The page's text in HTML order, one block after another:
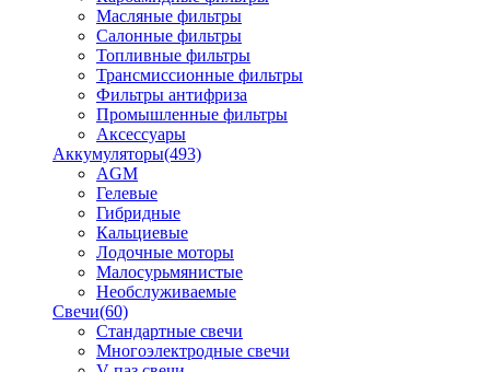
Масляные фильтры
Салонные фильтры
Топливные фильтры
Трансмиссионные фильтры
Фильтры антифриза
Промышленные фильтры
Аксессуары
Аккумуляторы(493)
AGM
Гелевые
Гибридные
Кальциевые
Лодочные моторы
Малосурьмянистые
Необслуживаемые
Свечи(60)
Стандартные свечи
Многоэлектродные свечи